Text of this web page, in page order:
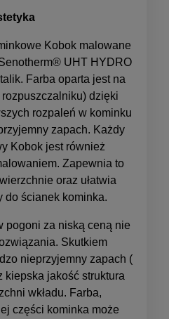
Kobok malowane
UHT HYDRO
Farba oparta jest na
dzięki
rozpaleń w kominku
zapach. Każdy
Kobok jest również
Zapewnia to
oraz ułatwia
do ścianek kominka.
pogoni za niską ceną nie
Skutkiem
nieprzyjemny zapach (
kiepska jakość struktura
wkładu. Farba,
części kominka może